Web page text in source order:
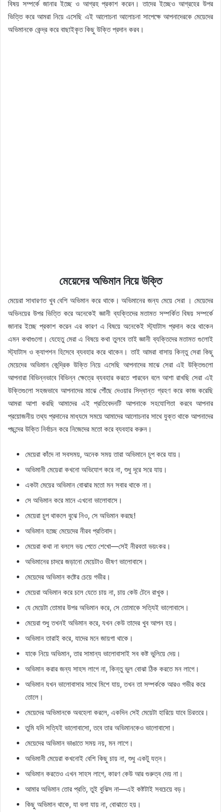
বিষয় সম্পর্কে জানার ইচ্ছে ও আগ্রহ প্রকাশ করেন। তাদের ইচ্ছেও আগ্রহের উপর
ভিত্তি করে আমরা নিয়ে এসেছি এই আলোচনা আলোচনা সাপেক্ষে আপনাদেরকে মেয়েদের
অভিমানকে কেন্দ্র করে বাছাইকৃত কিছু উক্তি প্রদান করব।
মেয়েদের অভিমান নিয়ে উক্তি
মেয়েরা সাধারণত খুব বেশি অভিমান করে থাকে। অভিমানের জন্য মেয়ে সেরা‌ । মেয়েদের
অভিনয়ের উপর ভিত্তি করে অনেকেই জ্ঞানী ব্যক্তিদের মতামত সম্পর্কিত বিষয় সম্পর্কে
জানার ইচ্ছে প্রকাশ করেন এর কারণ এ বিষয়ে অনেকেই স্ট্যাটাস প্রদান করে থাকেন
এমন কথাগুলো। যেহেতু মেরা এ বিষয়ে কথা তুলবে তাই জ্ঞানী ব্যক্তিদের মতামত গুলোই
স্ট্যাটাস ও ক্যাপশন হিসেবে ব্যবহার করে থাকেন। তাই আমরা বাসায় কিন্তু সেরা কিছু
মেয়েদের অভিমান কেন্দ্রিক উক্তি নিয়ে এসেছি আপনাদের মাঝে সেরা এই উক্তিগুলো
আপনারা বিভিন্নভাবে বিভিন্ন ক্ষেত্রে ব্যবহার করতে পারবেন বলে আশা রাখছি সেরা এই
উক্তিগুলো সহজভাবে আপনাদের মাঝে পৌঁছে দেওয়ার সিদ্ধান্ত গ্রহণ করে কাজ করেছি
আমরা আশা করছি আমাদের এই প্রতিবেদনটি আপনাকে সহযোগিতা করবে আপনার
প্রয়োজনীয় তথ্য প্রদানের মাধ্যমে সময়ে আমাদের আলোচনার সাথে যুক্ত থাকে আপনাদের
পছন্দের উক্তি নির্বাচন করে নিজেদের মতো করে ব্যবহার করুন।
মেয়েরা কাঁদে না সবসময়, অনেক সময় তারা অভিমানে চুপ করে যায়।
অভিমানী মেয়েরা কখনো অভিযোগ করে না, শুধু দূরে সরে যায়।
একটা মেয়ের অভিমান বোঝার মতো মন সবার থাকে না।
সে অভিমান করে মানে এখনো ভালোবাসে।
মেয়েরা চুপ থাকলে বুঝে নিও, সে অভিমান করছে!
অভিমান হচ্ছে মেয়েদের নীরব প্রতিবাদ।
মেয়েরা কথা না বললে ভয় পেতে শেখো—সেই নীরবতা ভয়ংকর।
অভিমানের চাদরে জড়ানো মেয়েটাও ভীষণ ভালোবাসে।
মেয়েদের অভিমান কষ্টের চেয়ে গভীর।
মেয়েরা অভিমান করে চলে যেতে চায় না, চায় কেউ টেনে রাখুক।
যে মেয়েটা তোমার উপর অভিমান করে, সে তোমাকে সত্যিই ভালোবাসে।
মেয়েরা শুধু তখনই অভিমান করে, যখন কেউ তাদের খুব আপন হয়।
অভিমান তারাই করে, যাদের মনে জায়গা থাকে।
যাকে নিয়ে অভিমান, তার সামান্য ভালোবাসাই সব কষ্ট ভুলিয়ে দেয়।
অভিমান করার জন্য সাহস লাগে না, কিন্তু ভুল বোঝা ঠিক করতে মন লাগে।
অভিমান যখন ভালোবাসার সাথে মিশে যায়, তখন তা সম্পর্ককে আরও গভীর করে
তোলে।
মেয়েদের অভিমানকে অবহেলা করলে, একদিন সেই মেয়েটা হারিয়ে যাবে চিরতরে।
তুমি যদি সত্যিই ভালোবাসো, তবে তার অভিমানকেও ভালোবাসো।
মেয়েদের অভিমান ভাঙাতে সময় নয়, মন লাগে।
অভিমানী মেয়েরা কখনোই বেশি কিছু চায় না, শুধু একটু যত্ন।
অভিমান করতেও এখন সাহস লাগে, কারণ কেউ আর গুরুত্ব দেয় না।
আমার অভিমান তোর প্রতি, তুই বুঝিস না—এই কষ্টটাই সবচেয়ে বড়।
কিছু অভিমান থাকে, যা বলা যায় না, বোঝাতে হয়।